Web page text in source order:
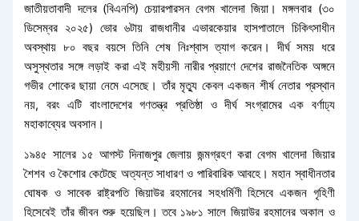
জাতীয়তাবাদী দলের (বিএনপি) চেয়ারপারসন বেগম খালেদা জিয়া। মঙ্গলবার (৩০
ডিসেম্বর ২০২৫) ভোর ৬টায় রাজধানীর এভারকেয়ার হাসপাতালে চিকিৎসাধীন
অবস্থায় ৮০ বছর বয়সে তিনি শেষ নিঃশ্বাস ত্যাগ করেন। দীর্ঘ সময় ধরে
অসুস্থতার সঙ্গে লড়াই করা এই মহীয়সী নারীর প্রয়াণে দেশের রাজনৈতিক অঙ্গনে
গভীর শোকের ছায়া নেমে এসেছে। তাঁর মৃত্যু কেবল একজন শীর্ষ নেতার প্রস্থান
নয়, বরং এটি বাংলাদেশের গণতন্ত্র প্রতিষ্ঠা ও দীর্ঘ সংগ্রামের এক বর্ণাঢ্য
মহাকাব্যের অবসান।
১৯৪৫ সালের ১৫ আগস্ট দিনাজপুর জেলায় জন্মগ্রহণ করা বেগম খালেদা জিয়ার
শৈশব ও কৈশোর কেটেছে অত্যন্ত সাধারণ ও পারিবারিক আবহে। মহান স্বাধীনতার
ঘোষক ও সাবেক রাষ্ট্রপতি জিয়াউর রহমানের সহধর্মিণী হিসেবে একজন গৃহিণী
হিসেবেই তাঁর জীবন শুরু হয়েছিল। তবে ১৯৮১ সালে জিয়াউর রহমানের অকাল ও